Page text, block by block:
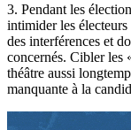
3. Pendant les
intimider les
des interférences et
concernés. Cibler les
théâtre aussi
manquante à la